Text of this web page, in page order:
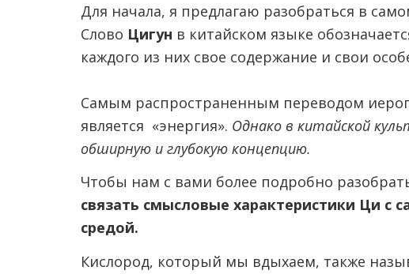
Для начала, я предлагаю разобраться в
Слово Цигун в китайском языке
каждого из них свое содержание и свои
Самым распространенным переводом
является «энергия». Однако в китайской
обширную и глубокую концепцию.
Чтобы нам с вами более подробно
связать смысловые характеристики Ци
средой.
Кислород, который мы вдыхаем, также